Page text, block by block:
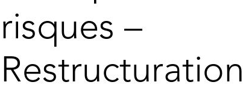
risques –
Restructuration